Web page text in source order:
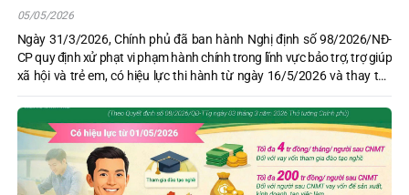
xã hội và trẻ em
05/05/2026
Ngày 31/3/2026, Chính phủ đã ban hành Nghị định số 98/2026/NĐ-
CP quy định xử phạt vi phạm hành chính trong lĩnh vực bảo trợ, trợ giúp
xã hội và trẻ em, có hiệu lực thi hành từ ngày 16/5/2026 và thay thế
Nghị định số 130/2021/NĐ-CP ngày 30/12/2021 của Chính phủ quy
định xử phạt vi phạm hành chính trong lĩnh vực bảo trợ, trợ giúp xã hội
và trẻ em.